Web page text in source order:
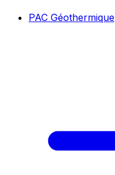
PAC Géothermique